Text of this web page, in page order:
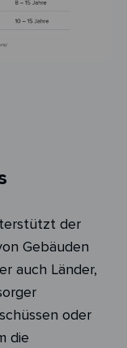
der
Gebäuden
auch Länder,
oder
die